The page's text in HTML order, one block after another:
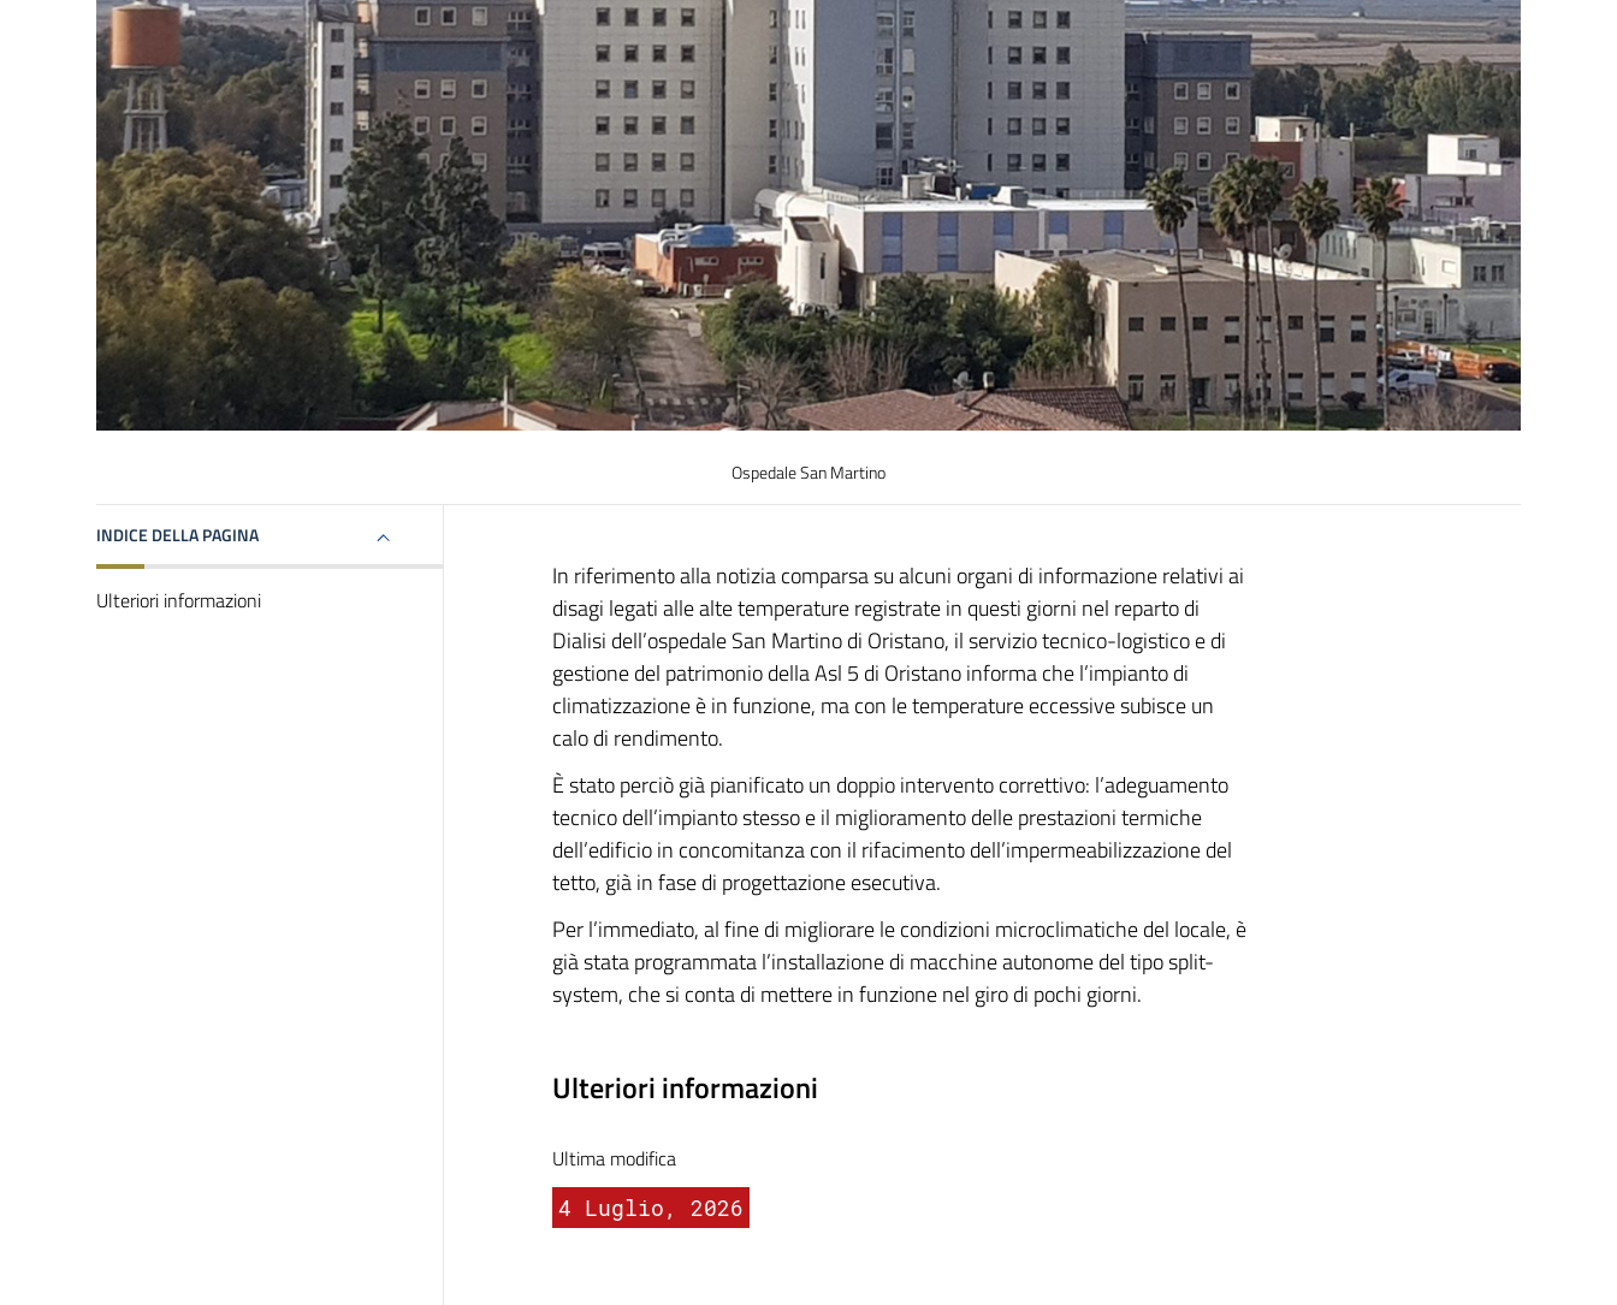
Ospedale San Martino
INDICE DELLA PAGINA
Ulteriori informazioni
In riferimento alla notizia comparsa su alcuni organi di informazione relativi ai
disagi legati alle alte temperature registrate in questi giorni nel reparto di
Dialisi dell’ospedale San Martino di Oristano, il servizio tecnico-logistico e di
gestione del patrimonio della Asl 5 di Oristano informa che l’impianto di
climatizzazione è in funzione, ma con le temperature eccessive subisce un
calo di rendimento.
È stato perciò già pianificato un doppio intervento correttivo: l’adeguamento
tecnico dell’impianto stesso e il miglioramento delle prestazioni termiche
dell’edificio in concomitanza con il rifacimento dell’impermeabilizzazione del
tetto, già in fase di progettazione esecutiva.
Per l’immediato, al fine di migliorare le condizioni microclimatiche del locale, è
già stata programmata l’installazione di macchine autonome del tipo split-
system, che si conta di mettere in funzione nel giro di pochi giorni.
Ulteriori informazioni
Ultima modifica
4 Luglio, 2026